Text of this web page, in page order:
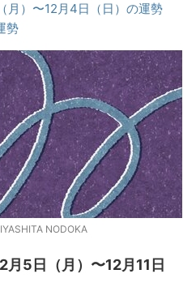
月）〜12月4日（日）の運勢
勢
NODOKA
月5日（月）〜12月11日